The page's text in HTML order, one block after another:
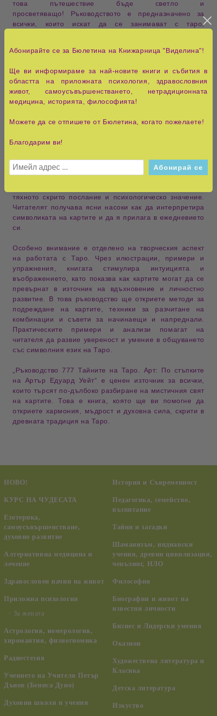
това пътешествие
бъде светло и
просветяващо! Ръководството е предназначено за
всички, които искат да се занимават старо,
мистиката и изкуството.
Важно уточнение: Информацията потълкуването на
картитевъв всички ръководства777 Тайните на Тарое
една и съща, ноизображенията и оформлениетосе
различават. Те са встилистиката на колодата
иска да навлезе в
значенията и подредбите
, които се използват при
тълкуването на картите.Всяка глава разглежда
тяхнотоскрито послание и психологическо значение
Читателят получава ясни насоки как да интерпретира
символиката на картите и да я прилага в ежедневието
си.
Особено внимание е отделено натворческия аспект
на работата с Таро. Чрез илюстрации, примери и
упражнения
, книгата стимулира интуицията и
въображението , като показва как картите могат да се
превърнат в източник на вдъхновение и личностно
развитие . В това ръководство ще откриете методи за
подреждане на картите , техники за разчитане на
комбинации
исъвети за начинаещи и напреднали
Практическите примери и анализи помагат на
читателя да развие увереност и умение в общуването
със символния език на Таро.
Ръководство 777 Тайните на Таро. Арт: По стъпките
на Артър Едуард Уейт“ е ценен източник за всички,
които търсят по-дълбоко разбиране на мистичния свят
на картите. Това е книга, която ще ви помогне да
откриете хармония, мъдрост и духовна сила , скрити в
древната традиция на Таро.
НОВО!
КУРС НА ЧУДЕСАТА
Езотерика,
самоусъвършенстване,
духовно развитие
Алтернативна медицина и
лечение
Здравословен начин на живот
Приложна психология
За жената
Астрология, номерология,
хиромантия, физиогномика
Радиестезия
Учението на Учителя Петър
Дънов (Беинса Дуно)
Духовни школи и учения
История и Съвременност
Педагогика, семейство,
възпитание
Тайни и загадки
Шаманизъм, индиански
учения, древни цивилизации,
ченълинг, НЛО
Философия
Биографии и живот на
известни личности
Бизнес и Лидерски умения
Оказион
Художествена литература и
Класика
Детска литература
Изкуство
Абонирайте се за Бюлетина на Книжарница "Виделина"!
Ще ви информираме за най-новите книги и събития в
областта на приложната психология, здравословния
живот, самоусъвършенстването, нетрадиционната
медицина, историята, философията!
Можете да се отпишете от Бюлетина, когато пожелаете!
Благодарим ви!